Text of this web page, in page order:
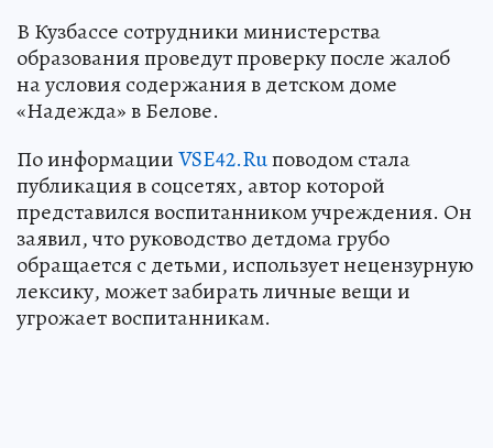
В Кузбассе сотрудники министерства
образования проведут проверку после жалоб
на условия содержания в детском доме
«Надежда» в Белове.
По информацииVSE42.Ruповодом стала
публикация в соцсетях, автор которой
представился воспитанником учреждения. Он
заявил, что руководство детдома грубо
обращается с детьми, использует нецензурную
лексику, может забирать личные вещи и
угрожает воспитанникам.